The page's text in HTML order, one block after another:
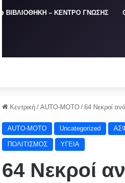
📚 ΒΙΒΛΙΟΘΗΚΗ – ΚΕΝΤΡΟ ΓΝΩΣΗΣ
Κεντρική / AUTO-MOTO / 64 Νεκροί
AUTO-MOTO Uncategorized
ΠΟΛΙΤΙΣΜΟΣ ΥΓΕΙΑ
64 Νεκροί